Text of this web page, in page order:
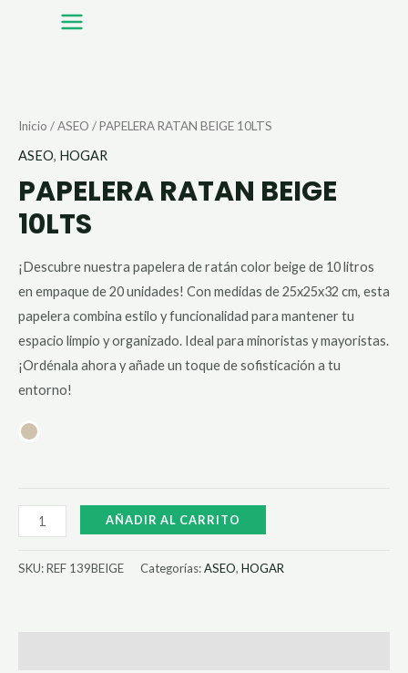
MAIN
Inicio /ASEO / PAPELERA RATAN BEIGE 10LTS
ASEO, HOGAR
PAPELERA RATAN BEIGE
10LTS
¡Descubre nuestra papelera de ratán color beige de 10 litros
en empaque de 20 unidades! Con medidas de 25x25x32 cm, esta
papelera combina estilo y funcionalidad para mantener tu
espacio limpio y organizado. Ideal para minoristas y mayoristas.
¡Ordénala ahora y añade un toque de sofisticación a tu
entorno!
BEIGE
10LTS
AÑADIR AL CARRITO
SKU:REF 139BEIGE Categorías:ASEO, HOGAR